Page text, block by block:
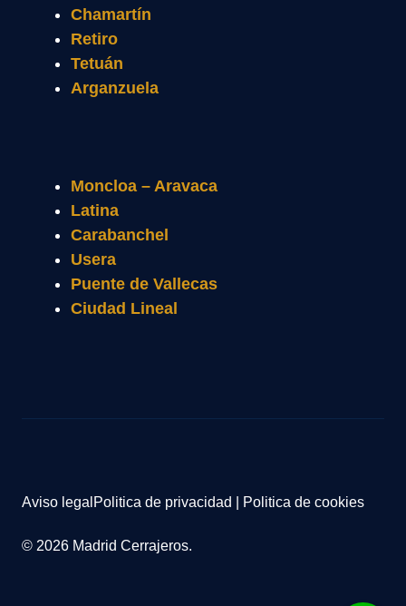
Chamartín
Retiro
Tetuán
Arganzuela
Moncloa – Aravaca
Latina
Carabanchel
Usera
Puente de Vallecas
Ciudad Lineal
© 2026 Madrid Cerrajeros.
Aviso legal Politica de privacidad Politica de cookies